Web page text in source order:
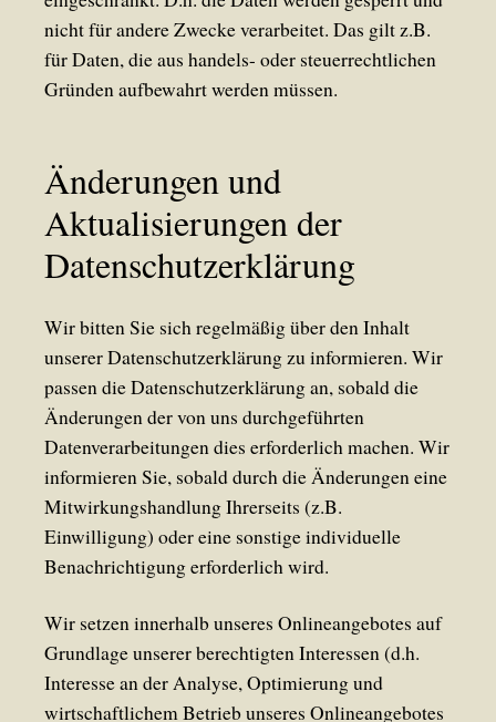
nicht für andere Zwecke verarbeitet. Das gilt z.B.
für Daten, die aus handels- oder steuerrechtlichen
Gründen aufbewahrt werden müssen.
Änderungen und
Aktualisierungen der
Datenschutzerklärung
Wir bitten Sie sich regelmäßig über den Inhalt
unserer Datenschutzerklärung zu informieren. Wir
passen die Datenschutzerklärung an, sobald die
Änderungen der von uns durchgeführten
Datenverarbeitungen dies erforderlich machen. Wir
informieren Sie, sobald durch die Änderungen eine
Mitwirkungshandlung Ihrerseits (z.B.
Einwilligung) oder eine sonstige individuelle
Benachrichtigung erforderlich wird.
Wir setzen innerhalb unseres Onlineangebotes auf
Grundlage unserer berechtigten Interessen (d.h.
Interesse an der Analyse, Optimierung und
wirtschaftlichem Betrieb unseres Onlineangebotes